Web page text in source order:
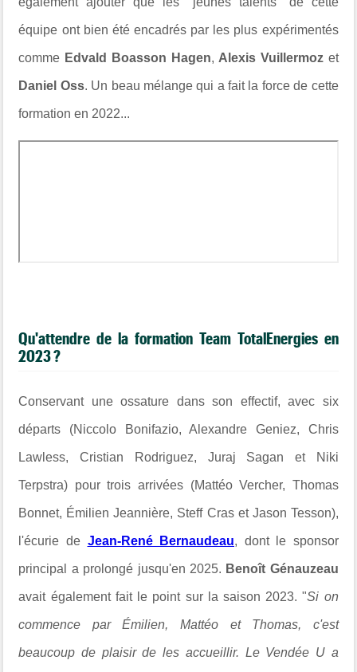
équipe ont bien été encadrés par les plus expérimentés
comme Edvald Boasson Hagen, Alexis Vuillermozet
Daniel Oss. Un beau mélange qui a fait la force de cette
formation en 2022...
Qu'attendre de la formation Team TotalEnergies en
2023 ?
Conservant une ossature dans son effectif, avec six
départs (Niccolo Bonifazio, Alexandre Geniez, Chris
Lawless, Cristian Rodriguez, Juraj Sagan et Niki
Terpstra) pour trois arrivées (Mattéo Vercher, Thomas
Bonnet, Émilien Jeannière, Steff Cras et Jason Tesson),
l'écurie de Jean-René Bernaudeau, dont le sponsor
principal a prolongé jusqu'en 2025. Benoît Génauzeau
avait également fait le point sur la saison 2023. "Si on
commence par Émilien, Mattéo et Thomas, c'est
beaucoup de plaisir de les accueillir. Le Vendée U a